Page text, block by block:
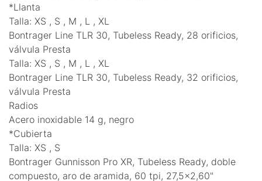
*Llanta
Talla: XS , S , M , L , XL
Bontrager Line TLR 30, Tubeless Ready, 28 orificios,
válvula Presta
Talla: XS , S , M , L , XL
Bontrager Line TLR 30, Tubeless Ready, 32 orificios,
válvula Presta
Radios
Acero inoxidable 14 g, negro
*Cubierta
Talla: XS , S
Bontrager Gunnisson Pro XR, Tubeless Ready, doble
compuesto, aro de aramida, 60 tpi, 27,5x2,60"